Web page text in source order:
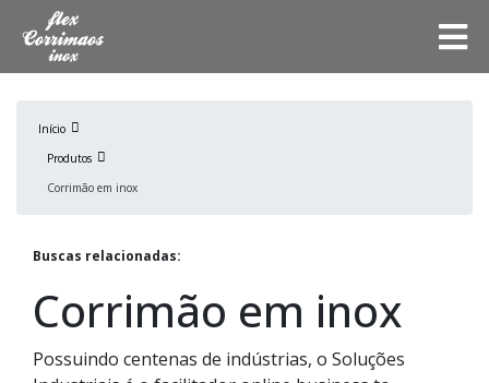
Início
Produtos
Corrimão em inox
Buscas relacionadas:
Corrimão em inox
Possuindo centenas de indústrias, o Soluções